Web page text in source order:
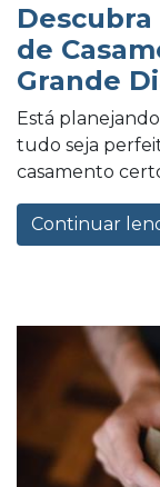
de
Grande
Está
tudo seja
casamento
Continuar